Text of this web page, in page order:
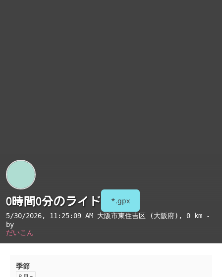
0時間0分のライド *.gpx
5/30/2026, 11:25:09 AM 大阪市東住吉区 (大阪府) , 0 km -
by
だいこん
季節